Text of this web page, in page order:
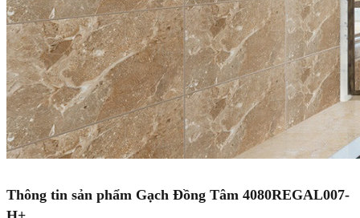
Thông tin sản phẩm Gạch Đồng Tâm 4080REGAL007-